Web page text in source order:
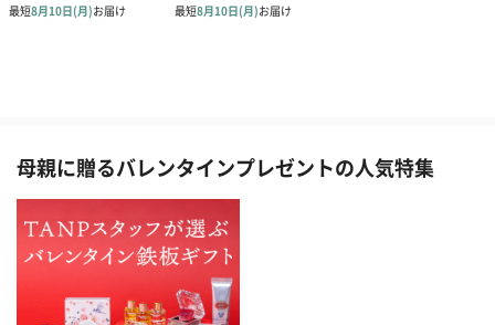
母親に贈るバレンタインプレゼントの人気特集